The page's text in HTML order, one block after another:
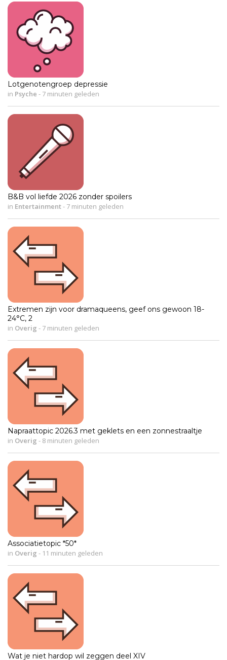
Lotgenotengroep depressie
in Psyche - 7 minuten geleden
B&B vol liefde 2026 zonder spoilers
in Entertainment- 7 minuten geleden
Extremen zijn voor dramaqueens, geef ons gewoon 18-
24°C, 2
in Overig - 7 minuten geleden
Napraattopic 2026.3 met geklets en een zonnestraaltje
in Overig - 8 minuten geleden
Associatietopic *50*
in Overig - 11 minuten geleden
Wat je niet hardop wil zeggen deel XIV